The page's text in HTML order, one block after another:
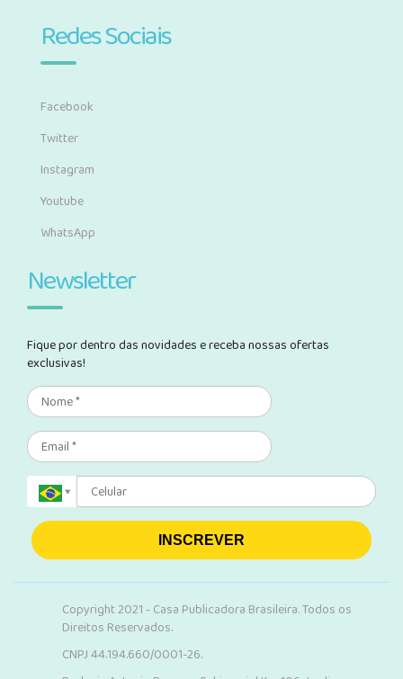
Redes Sociais
Facebook
Twitter
Instagram
Youtube
WhatsApp
Newsletter
Fique por dentro das novidades e receba nossas ofertas
exclusivas!
INSCREVER
Copyright 2021 - Casa Publicadora Brasileira. Todos os
Direitos Reservados.
CNPJ 44.194.660/0001-26.